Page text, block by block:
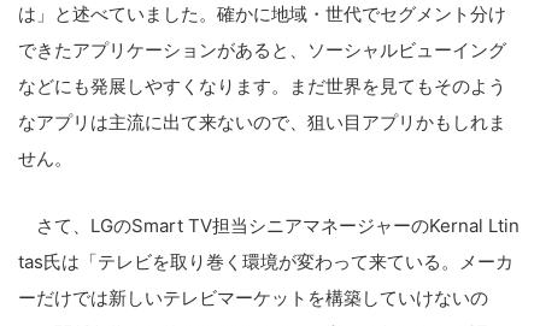
は」と述べていました。確かに地域・世代でセグメント分け
できたアプリケーションがあると、ソーシャルビューイング
などにも発展しやすくなります。まだ世界を見てもそのよう
なアプリは主流に出て来ないので、狙い目アプリかもしれま
せん。
さて、LGのSmart TV担当シニアマネージャーのKernal Ltin
tas氏は「テレビを取り巻く環境が変わって来ている。メーカ
ーだけでは新しいテレビマーケットを構築していけないの